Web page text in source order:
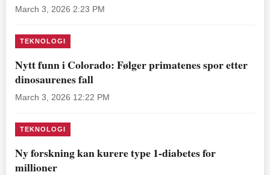
March 3, 2026 2:23 PM
TEKNOLOGI
Nytt funn i Colorado: Følger primatenes spor etter
dinosaurenes fall
March 3, 2026 12:22 PM
TEKNOLOGI
Ny forskning kan kurere type 1-diabetes for
millioner